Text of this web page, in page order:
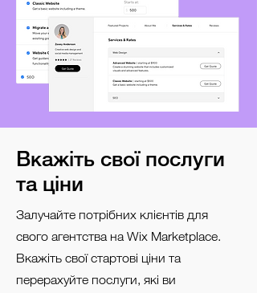
Вкажіть свої послуги
та ціни
Залучайте потрібних клієнтів для
свого агентства на Wix Marketplace.
Вкажіть свої стартові ціни та
перерахуйте послуги, які ви